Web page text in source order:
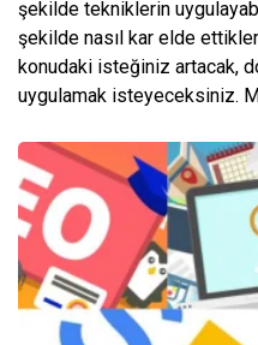
şekilde tekniklerin
şekilde nasıl kar elde
konudaki isteğiniz artacak,
uygulamak isteyeceksiniz.